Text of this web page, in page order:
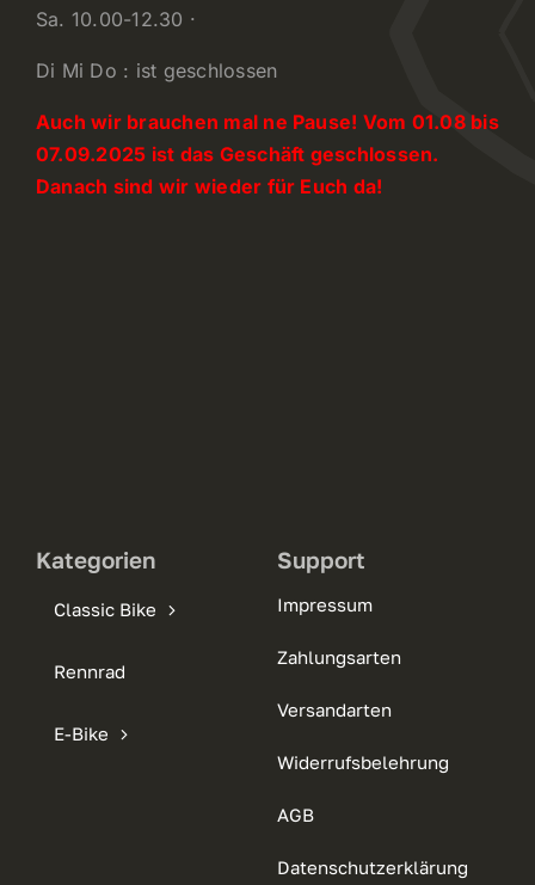
Sa. 10.00-12.30 ·
Di Mi Do : ist geschlossen
Auch wir brauchen mal ne Pause! Vom 01.08 bis
07.09.2025 ist das Geschäft geschlossen.
Danach sind wir wieder für Euch da!
Kategorien
Classic Bike
Rennrad
E-Bike
Support
Impressum
Zahlungsarten
Versandarten
Widerrufsbelehrung
AGB
Datenschutzerklärung